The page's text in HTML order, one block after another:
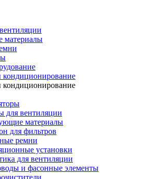
материалы
кондиционирование
кондиционирование
для вентиляции
материалы
для фильтров
ремни
установки
для вентиляции
и фасонные элементы